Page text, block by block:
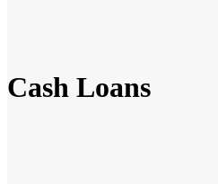
Cash Loans